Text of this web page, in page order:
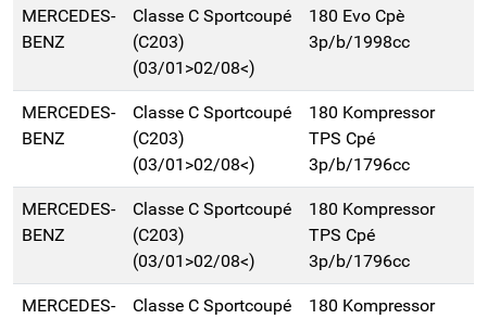
MERCEDES-
BENZ
Classe C Sportcoupé
(C203)
(03/01>02/08<)
180 Evo Cpè
3p/b/1998cc
MERCEDES-
BENZ
Classe C Sportcoupé
(C203)
(03/01>02/08<)
180 Kompressor
TPS Cpé
3p/b/1796cc
MERCEDES-
BENZ
Classe C Sportcoupé
(C203)
(03/01>02/08<)
180 Kompressor
TPS Cpé
3p/b/1796cc
MERCEDES-
Classe C Sportcoupé
180 Kompressor